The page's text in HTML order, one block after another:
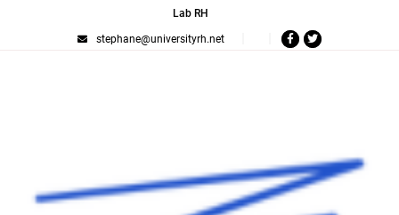
Lab RH
stephane@universityrh.net